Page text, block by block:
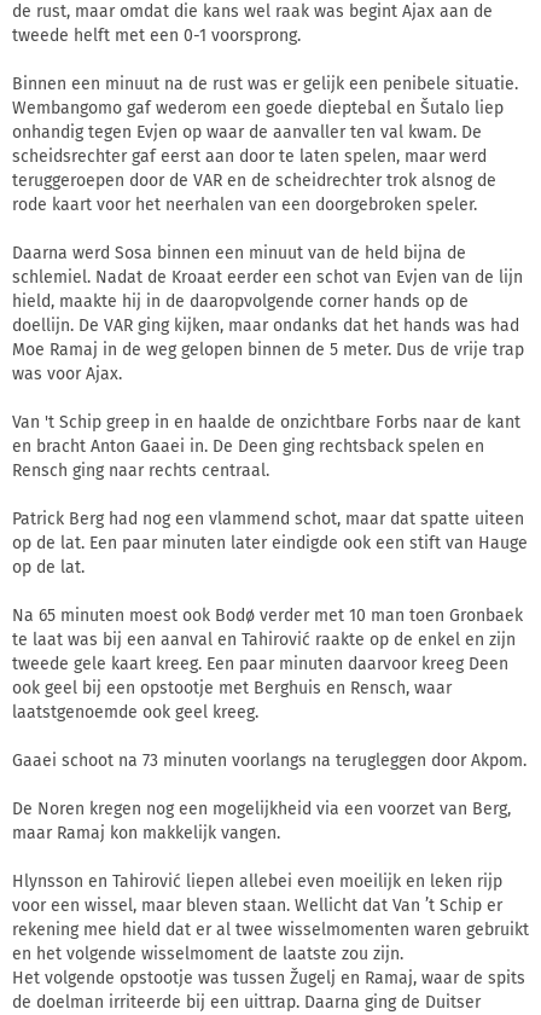
de rust, maar omdat die kans wel raak was begint Ajax aan de
tweede helft met een 0-1 voorsprong.
Binnen een minuut na de rust was er gelijk een penibele situatie.
Wembangomo gaf wederom een goede dieptebal en Šutalo liep
onhandig tegen Evjen op waar de aanvaller ten val kwam. De
scheidsrechter gaf eerst aan door te laten spelen, maar werd
teruggeroepen door de VAR en de scheidrechter trok alsnog de
rode kaart voor het neerhalen van een doorgebroken speler.
Daarna werd Sosa binnen een minuut van de held bijna de
schlemiel. Nadat de Kroaat eerder een schot van Evjen van de lijn
hield, maakte hij in de daaropvolgende corner hands op de
doellijn. De VAR ging kijken, maar ondanks dat het hands was had
Moe Ramaj in de weg gelopen binnen de 5 meter. Dus de vrije trap
was voor Ajax.
Van 't Schip greep in en haalde de onzichtbare Forbs naar de kant
en bracht Anton Gaaei in. De Deen ging rechtsback spelen en
Rensch ging naar rechts centraal.
Patrick Berg had nog een vlammend schot, maar dat spatte uiteen
op de lat. Een paar minuten later eindigde ook een stift van Hauge
op de lat.
Na 65 minuten moest ook Bodø verder met 10 man toen Gronbaek
te laat was bij een aanval en Tahirović raakte op de enkel en zijn
tweede gele kaart kreeg. Een paar minuten daarvoor kreeg Deen
ook geel bij een opstootje met Berghuis en Rensch, waar
laatstgenoemde ook geel kreeg.
Gaaei schoot na 73 minuten voorlangs na terugleggen door Akpom.
De Noren kregen nog een mogelijkheid via een voorzet van Berg,
maar Ramaj kon makkelijk vangen.
Hlynsson en Tahirović liepen allebei even moeilijk en leken rijp
voor een wissel, maar bleven staan. Wellicht dat Van ’t Schip er
rekening mee hield dat er al twee wisselmomenten waren gebruikt
en het volgende wisselmoment de laatste zou zijn.
Het volgende opstootje was tussen Žugelj en Ramaj, waar de spits
de doelman irriteerde bij een uittrap. Daarna ging de Duitser